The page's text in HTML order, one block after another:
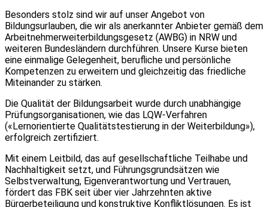
Besonders stolz sind wir auf unser Angebot von
Bildungsurlauben, die wir als anerkannter Anbieter gemäß dem
Arbeitnehmerweiterbildungsgesetz (AWBG) in NRW und
weiteren Bundesländern durchführen. Unsere Kurse bieten
eine einmalige Gelegenheit, berufliche und persönliche
Kompetenzen zu erweitern und gleichzeitig das friedliche
Miteinander zu stärken.
Die Qualität der Bildungsarbeit wurde durch unabhängige
Prüfungsorganisationen, wie das LQW-Verfahren
(«Lernorientierte Qualitätstestierung in der Weiterbildung»),
erfolgreich zertifiziert.
Mit einem Leitbild, das auf gesellschaftliche Teilhabe und
Nachhaltigkeit setzt, und Führungsgrundsätzen wie
Selbstverwaltung, Eigenverantwortung und Vertrauen,
fördert das FBK seit über vier Jahrzehnten aktive
Bürgerbeteiligung und konstruktive Konfliktlösungen. Es ist